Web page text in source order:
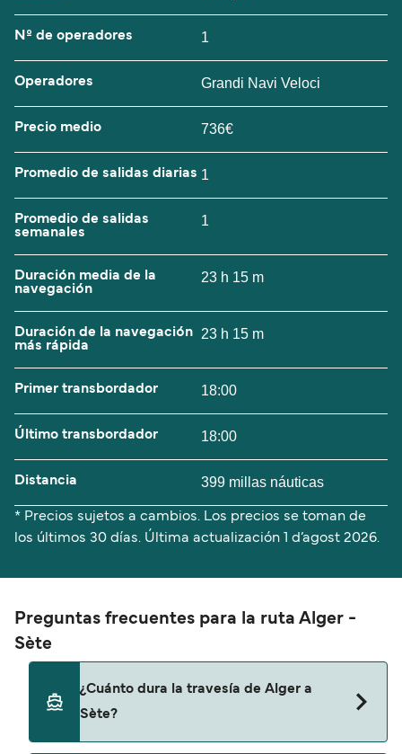
Nº de operadores 1
Operadores Grandi Navi Veloci
Precio medio 736€
Promedio de salidas diarias 1
Promedio de salidas
semanales
1
Duración media de la
navegación
23 h 15 m
Duración de la navegación
más rápida
23 h 15 m
Primer transbordador 18:00
Último transbordador 18:00
Distancia 399 millas náuticas
* Precios sujetos a cambios. Los precios se toman de
los últimos 30 días. Última actualización 1 d’agost 2026.
Preguntas frecuentes para la ruta Alger -
Sète
¿Cuánto dura la travesía de Alger a
Sète?